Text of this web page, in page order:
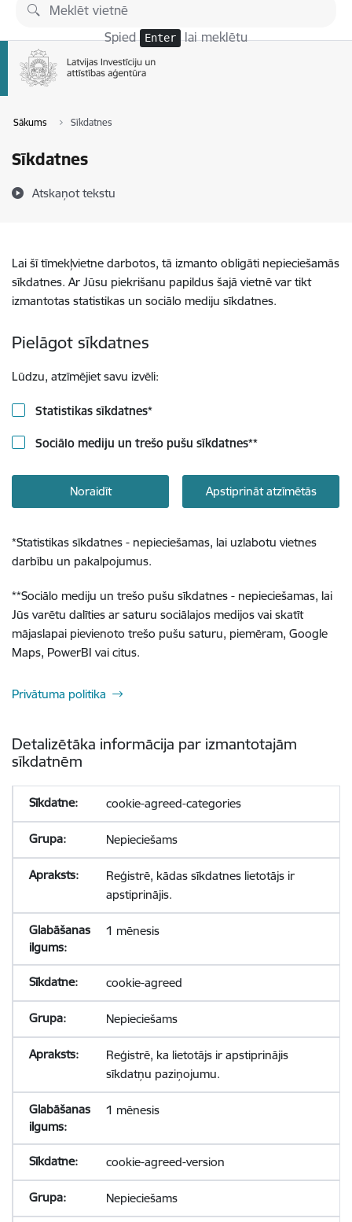
Pāriet uz lapas saturu
Spied Enter lai meklētu
Sākums Sīkdatnes
Sīkdatnes
Atskaņot tekstu
Lai šī tīmekļvietne darbotos, tā izmanto obligāti nepieciešamās
sīkdatnes. Ar Jūsu piekrišanu papildus šajā vietnē var tikt
izmantotas statistikas un sociālo mediju sīkdatnes.
Pielāgot sīkdatnes
Lūdzu, atzīmējiet savu izvēli:
Statistikas sīkdatnes*
Sociālo mediju un trešo pušu sīkdatnes**
Noraidīt Apstiprināt atzīmētās
*Statistikas sīkdatnes - nepieciešamas, lai uzlabotu vietnes
darbību un pakalpojumus.
**Sociālo mediju un trešo pušu sīkdatnes - nepieciešamas, lai
Jūs varētu dalīties ar saturu sociālajos medijos vai skatīt
mājaslapai pievienoto trešo pušu saturu, piemēram, Google
Maps, PowerBI vai citus.
Privātuma politika
Detalizētāka informācija par izmantotajām
sīkdatnēm
cookie-agreed-categories
Nepieciešams
Reģistrē, kādas sīkdatnes lietotājs ir
apstiprinājis.
1 mēnesis
cookie-agreed
Nepieciešams
Reģistrē, ka lietotājs ir apstiprinājis
sīkdatņu paziņojumu.
1 mēnesis
cookie-agreed-version
Nepieciešams